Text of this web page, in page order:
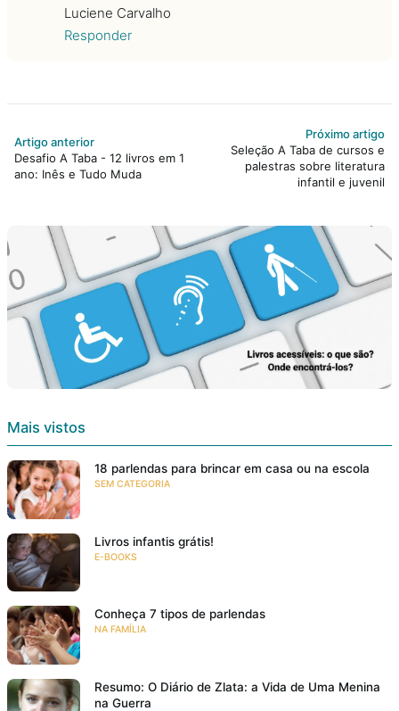
Luciene Carvalho
Responder
Artigo anterior
Desafio A Taba - 12 livros em 1
ano: Inês e Tudo Muda
Próximo artigo
Seleção A Taba de cursos e
palestras sobre literatura
infantil e juvenil
Mais vistos
18 parlendas para brincar em casa ou na escola
SEM CATEGORIA
Livros infantis grátis!
E-BOOKS
Conheça 7 tipos de parlendas
NA FAMÍLIA
Resumo: O Diário de Zlata: a Vida de Uma Menina
na Guerra